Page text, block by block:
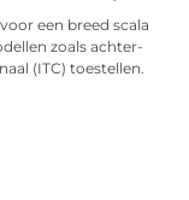
een breed scala
zoals achter-
(ITC) toestellen.